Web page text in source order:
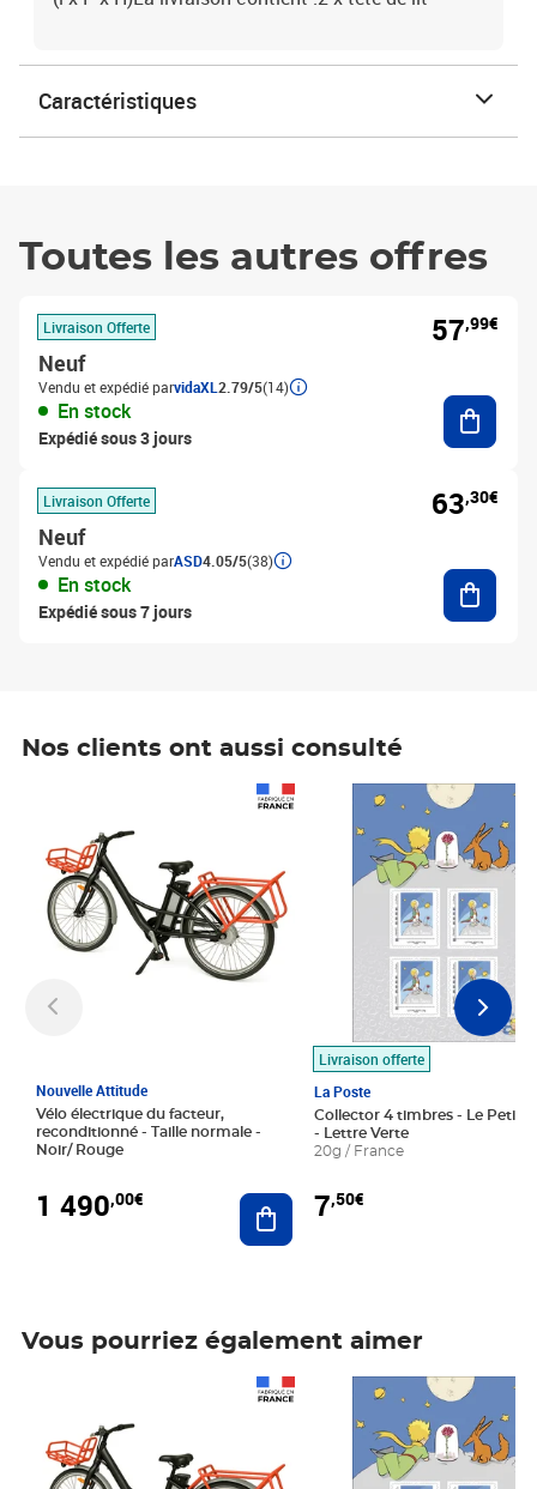
Caractéristiques
Toutes les autres offres
Livraison Offerte
Neuf
Vendu et expédié parvidaXL 2.79/5(14)
En stock
Expédié sous 3 jours
57,99€
Livraison Offerte
Neuf
Vendu et expédié parASD4.05/5(38)
En stock
Expédié sous 7 jours
63,30€
Nos clients ont aussi consulté
Nouvelle Attitude
Vélo électrique du facteur,
reconditionné - Taille normale -
Noir/ Rouge
1 490,00€ Ajouter au panier
Livraison offerte
La Poste
Collector 4 timbres - Le Petit
- Lettre Verte
20g / France
7,50€
Prix 7,50€
Vous pourriez également aimer
Prix 7,50€